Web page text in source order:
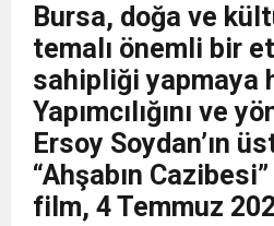
Bursa, doğa ve
temalı önemli bir
sahipliği yapmaya
Yapımcılığını ve
Ersoy Soydan’ın
“Ahşabın
film, 4 Temmuz